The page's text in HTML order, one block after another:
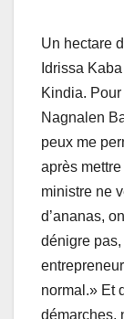
Un hectare
Idrissa
Kindia.
Nagnalen
peux me
après
ministre ne
d’ananas,
dénigre
normal.» Et
démarches,